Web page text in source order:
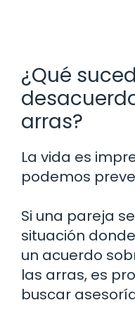
¿Qué
arras?
La vida es
podemos
Si una pareja
situación
un acuerdo
las arras, es
buscar